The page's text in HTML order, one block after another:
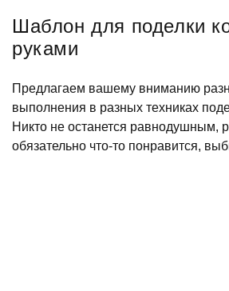
Шаблон для поделки
руками
Предлагаем вашему вниманию
выполнения в разных техниках
Никто не останется равнодушным,
обязательно что-то понравится,